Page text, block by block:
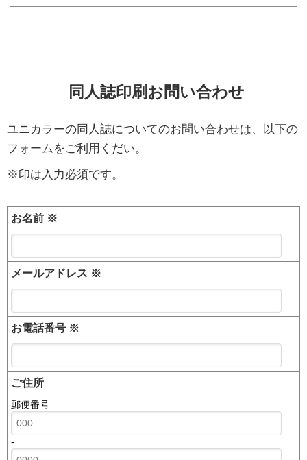
同人誌印刷お問い合わせ
ユニカラーの同人誌についてのお問い合わせは、以下の
フォームをご利用くだい。
※印は入力必須です。
お名前 ※
メールアドレス ※
お電話番号 ※
ご住所
郵便番号
-